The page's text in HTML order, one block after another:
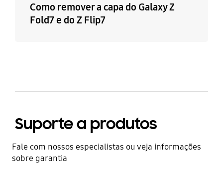
Como remover a capa do Galaxy Z
Fold7 e do Z Flip7
Suporte a produtos
Fale com nossos especialistas ou veja informações
sobre garantia